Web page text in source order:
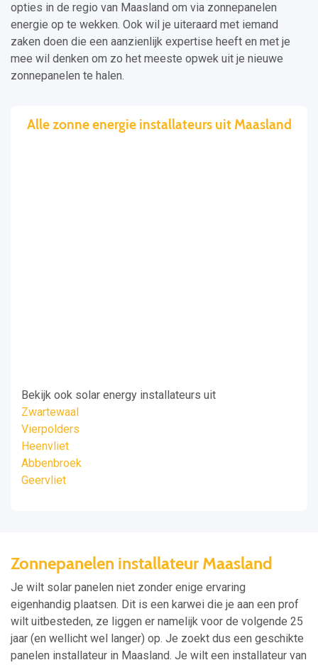
opties in de regio van Maasland om via zonnepanelen
energie op te wekken. Ook wil je uiteraard met iemand
zaken doen die een aanzienlijk expertise heeft en met je
mee wil denken om zo het meeste opwek uit je nieuwe
zonnepanelen te halen.
Alle zonne energie installateurs uit Maasland
Bekijk ook solar energy installateurs uit
Zwartewaal
Vierpolders
Heenvliet
Abbenbroek
Geervliet
Zonnepanelen installateur Maasland
Je wilt solar panelen niet zonder enige ervaring
eigenhandig plaatsen. Dit is een karwei die je aan een prof
wilt uitbesteden, ze liggen er namelijk voor de volgende 25
jaar (en wellicht wel langer) op. Je zoekt dus een geschikte
panelen installateur in Maasland. Je wilt een installateur van